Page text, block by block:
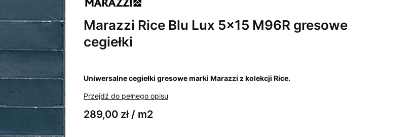
Marazzi Rice Blu Lux 5x15 M96R gresowe
cegiełki
Uniwersalne cegiełki gresowe marki Marazzi z kolekcji Rice.
Przejdź do pełnego opisu
289,00 zł / m2